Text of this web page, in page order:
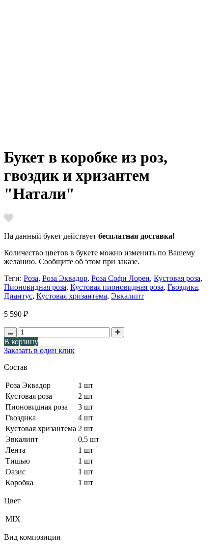
Букет в коробке из роз,
гвоздик и хризантем
"Натали"
На данный букет действует бесплатная доставка!
Количество цветов в букете можно изменить по Вашему
желанию. Сообщите об этом при заказе.
Теги: Роза, Роза Эквадор, Роза Софи Лорен, Кустовая роза,
Пионовидная роза, Кустовая пионовидная роза, Гвоздика,
Диантус, Кустовая хризантема, Эвкалипт
5 590 ₽
В корзину
Заказать в один клик
Состав
Роза Эквадор
1 шт
Кустовая роза
2 шт
Пионовидная роза
3 шт
Гвоздика
4 шт
Кустовая хризантема 2 шт
Эвкалипт
0,5 шт
Лента
1 шт
Тишью
1 шт
Оазис
1 шт
Коробка
1 шт
Цвет
MIX
Вид композиции